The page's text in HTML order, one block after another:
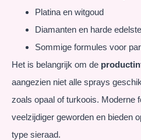
Platina en witgoud
Diamanten en harde
Sommige formules voor
Het is belangrijk om de
aangezien niet alle sprays
zoals opaal of turkoois. Moderne
veelzijdiger geworden en bieden
type sieraad.